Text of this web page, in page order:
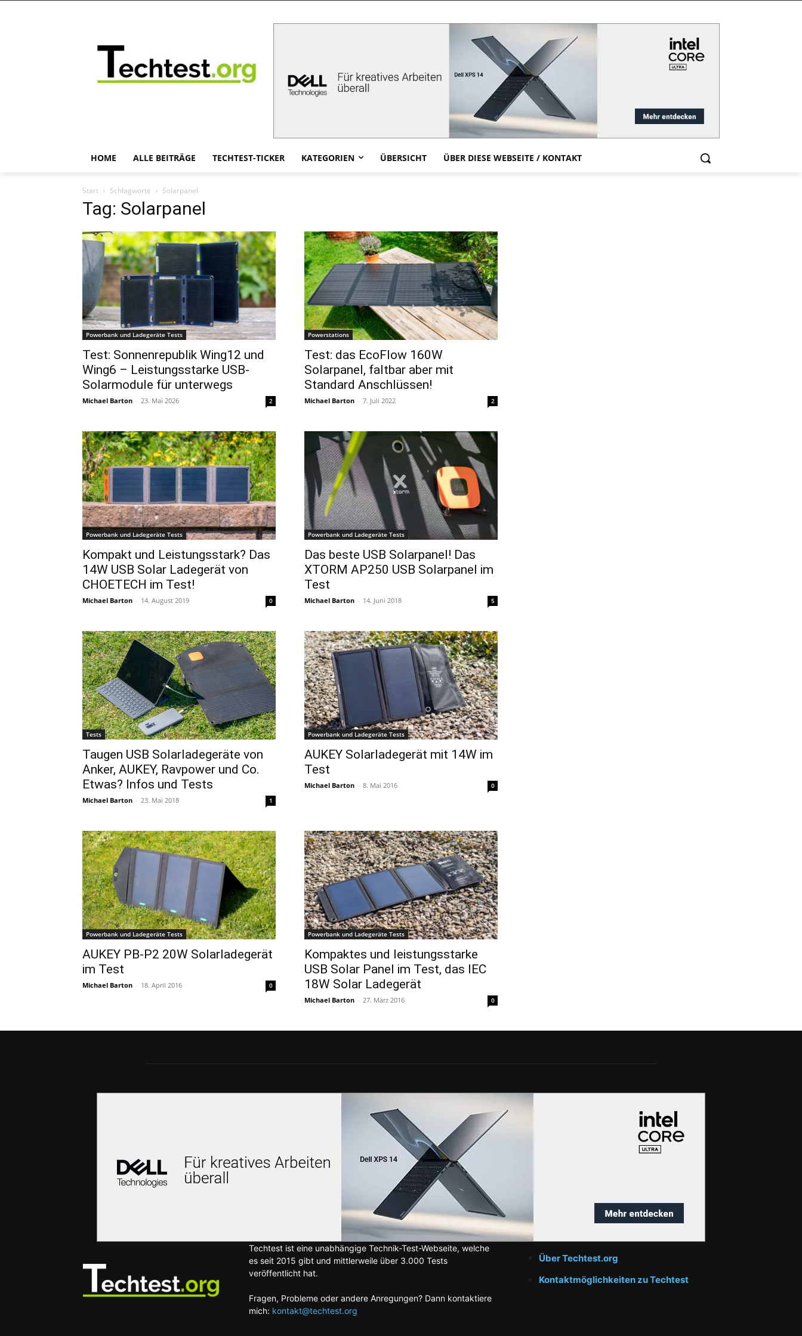
HOME ALLE BEITRÄGE TECHTEST-TICKER KATEGORIEN ÜBERSICHT ÜBER DIESE WEBSEITE / KONTAKT
Start Schlagworte Solarpanel
Tag: Solarpanel
Powerbank und Ladegeräte Tests
Test: Sonnenrepublik Wing12 und
Wing6 – Leistungsstarke USB-
Solarmodule für unterwegs
Michael Barton - 23. Mai 2026 2
Powerstations
Test: das EcoFlow 160W
Solarpanel, faltbar aber mit
Standard Anschlüssen!
Michael Barton - 7. Juli 2022 2
Powerbank und Ladegeräte Tests
Kompakt und Leistungsstark? Das
14W USB Solar Ladegerät von
CHOETECH im Test!
Michael Barton - 14. August 2019 0
Powerbank und Ladegeräte Tests
Das beste USB Solarpanel! Das
XTORM AP250 USB Solarpanel im
Test
Michael Barton - 14. Juni 2018 5
Tests
Taugen USB Solarladegeräte von
Anker, AUKEY, Ravpower und Co.
Etwas? Infos und Tests
Michael Barton - 23. Mai 2018 1
Powerbank und Ladegeräte Tests
AUKEY Solarladegerät mit 14W im
Test
Michael Barton - 8. Mai 2016 0
Powerbank und Ladegeräte Tests
AUKEY PB-P2 20W Solarladegerät
im Test
Michael Barton - 18. April 2016 0
Powerbank und Ladegeräte Tests
Kompaktes und leistungsstarke
USB Solar Panel im Test, das IEC
18W Solar Ladegerät
Michael Barton - 27. März 2016 0
Techtest ist eine unabhängige Technik-Test-Webseite, welche
es seit 2015 gibt und mittlerweile über 3.000 Tests
veröffentlicht hat.
Fragen, Probleme oder andere Anregungen? Dann kontaktiere
mich: kontakt@techtest.org
Über Techtest.org
Kontaktmöglichkeiten zu Techtest